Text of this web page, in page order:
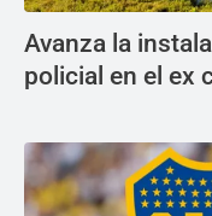
Avanza la
policial en el ex